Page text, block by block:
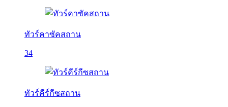
ทัวร์คาซัคสถาน
34
ทัวร์คีร์กีซสถาน